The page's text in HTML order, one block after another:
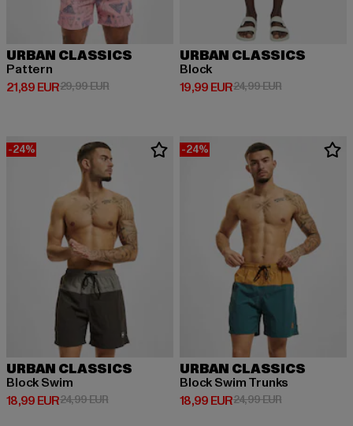
URBAN CLASSICS
Pattern
21,89 EUR
Derzeitiger Preis: 21,89 EUR
29,99 EURAktionspreis: 29,99 EUR
URBAN CLASSICS
Block
19,99 EUR
Derzeitiger Preis: 19,99 EUR
24,99 EURAktionspreis:
-24%
URBAN CLASSICS
Block Swim
18,99 EUR
Derzeitiger Preis: 18,99 EUR
24,99 EURAktionspreis: 24,99 EUR
-24%
URBAN CLASSICS
Block Swim Trunks
18,99 EUR
Derzeitiger Preis: 18,99 EUR
24,99 EURAktionspreis: